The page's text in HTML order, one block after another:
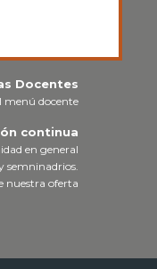
Docentes
menú docente
continua
en general
semninadrios.
nuestra oferta